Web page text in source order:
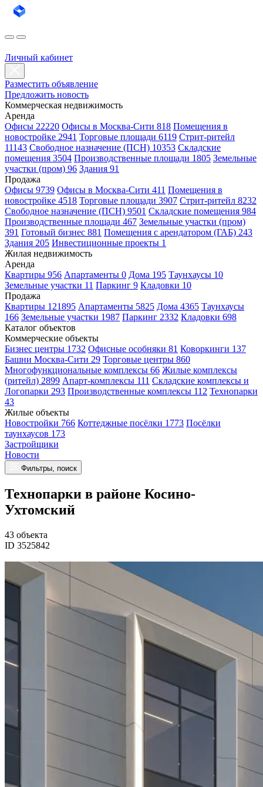
Личный кабинет
Разместить объявление
Предложить новость
Коммерческая недвижимость
Аренда
Офисы 22220 Офисы в Москва-Сити 818 Помещения в
новостройке 2941 Торговые площади 6119 Стрит-ритейл
11143 Свободное назначение (ПСН) 10353 Складские
помещения 3504 Производственные площади 1805 Земельные
участки (пром) 96 Здания 91
Продажа
Офисы 9739 Офисы в Москва-Сити 411 Помещения в
новостройке 4518 Торговые площади 3907 Стрит-ритейл 8232
Свободное назначение (ПСН) 9501 Складские помещения 984
Производственные площади 467 Земельные участки (пром)
391 Готовый бизнес 881 Помещения с арендатором (ГАБ) 243
Здания 205 Инвестиционные проекты 1
Жилая недвижимость
Аренда
Квартиры 956 Апартаменты 0 Дома 195 Таунхаусы 10
Земельные участки 11 Паркинг 9 Кладовки 10
Продажа
Квартиры 121895 Апартаменты 5825 Дома 4365 Таунхаусы
166 Земельные участки 1987 Паркинг 2332 Кладовки 698
Каталог объектов
Коммерческие объекты
Бизнес центры 1732 Офисные особняки 81 Коворкинги 137
Башни Москва-Сити 29 Торговые центры 860
Многофункциональные комплексы 66 Жилые комплексы
(ритейл) 2899 Апарт-комплексы 111 Складские комплексы и
Логопарки 293 Производственные комплексы 112 Технопарки
43
Жилые объекты
Новостройки 766 Коттеджные посёлки 1773 Посёлки
таунхаусов 173
Застройщики
Новости
Фильтры, поиск
Технопарки в районе Косино-
Ухтомский
43 объекта
ID 3525842